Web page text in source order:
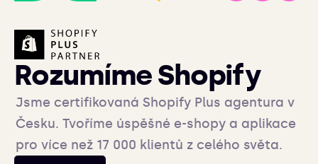
Rozumíme Shopify
Jsme certifikovaná Shopify Plus agentura v
Česku. Tvoříme úspěšné e-shopy a aplikace
pro více než 17 000 klientů z celého světa.